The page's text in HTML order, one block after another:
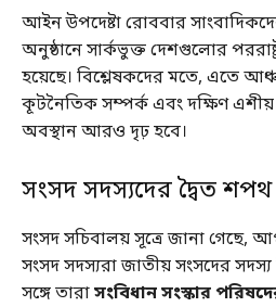
আইন উপদেষ্টা রোববার
অনুষ্ঠানে সার্কভুক্ত দেশগুলোর
হয়েছে। বিশ্লেষকদের মতে, এতে
কূটনৈতিক সম্পর্ক এবং দক্ষিণ এশীয়
অবস্থান আরও দৃঢ় হবে।
সংসদ সদস্যদের দ্বৈত শপথ
সংসদ সচিবালয় সূত্রে জানা গেছে,
সংসদ সদস্যরা জাতীয় সংসদের
সঙ্গে তারাসংবিধান সংস্কার